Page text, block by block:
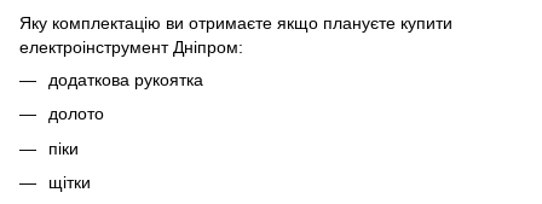
Яку комплектацію ви отримаєте якщо плануєте купити
електроінструмент Дніпром:
додаткова рукоятка
долото
піки
щітки